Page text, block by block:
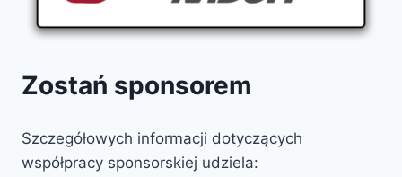
Zostań sponsorem
Szczegółowych informacji dotyczących
współpracy sponsorskiej udziela: